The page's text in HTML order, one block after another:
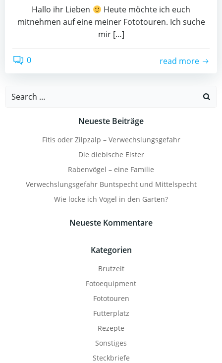
Hallo ihr Lieben
Heute möchte ich euch
mitnehmen auf eine meiner Fototouren. Ich suche
mir […]
0 read more
Search
Neueste Beiträge
Fitis oder Zilpzalp – Verwechslungsgefahr
Die diebische Elster
Rabenvögel – eine Familie
Verwechslungsgefahr Buntspecht und Mittelspecht
Wie locke ich Vögel in den Garten?
Neueste Kommentare
Kategorien
Brutzeit
Fotoequipment
Fototouren
Futterplatz
Rezepte
Sonstiges
Steckbriefe